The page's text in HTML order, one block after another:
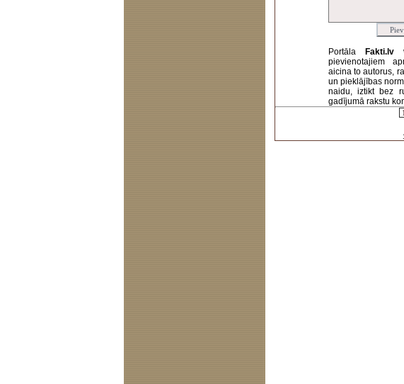
Portāla Fakti.lv
pievienotajiem
aicina to autorus,
un pieklājības
naidu, iztikt bez
gadījumā rakstu